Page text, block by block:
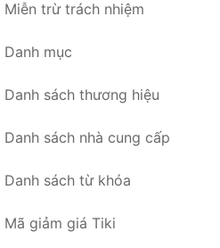
Miễn trừ trách nhiệm
Danh mục
Danh sách thương hiệu
Danh sách nhà cung cấp
Danh sách từ khóa
Mã giảm giá Tiki